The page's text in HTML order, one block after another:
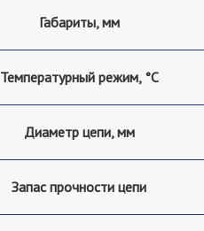
Габариты, мм
Температурный режим, °С
Диаметр цепи, мм
Запас прочности цепи